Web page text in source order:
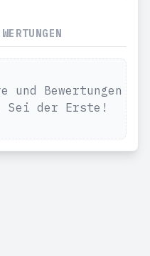
und Bewertungen
Sei der Erste!